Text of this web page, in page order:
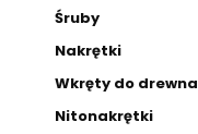
Śruby
Nakrętki
Wkręty do drewna
Nitonakrętki